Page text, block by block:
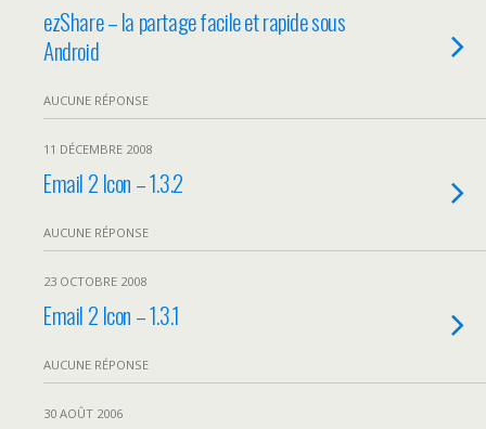
ezShare – la partage facile et rapide sous
Android
AUCUNE RÉPONSE
11 DÉCEMBRE 2008
Email 2 Icon – 1.3.2
AUCUNE RÉPONSE
23 OCTOBRE 2008
Email 2 Icon – 1.3.1
AUCUNE RÉPONSE
30 AOÛT 2006